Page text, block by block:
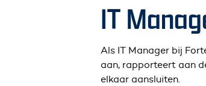
IT
Als IT Manager bij
aan, rapporteert aan
elkaar aansluiten.